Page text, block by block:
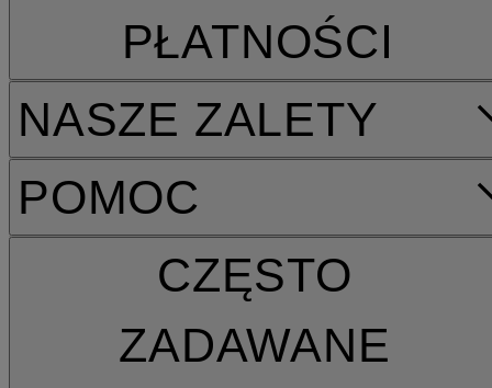
POMOC
CZĘSTO
ZADAWANE
PŁATNOŚCI
NASZE ZALETY